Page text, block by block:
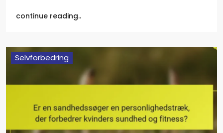
continue reading..
Selvforbedring